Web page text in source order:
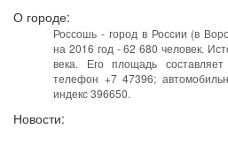
О городе:
Россошь - город в России (в
на 2016 год - 62 680 человек.
века. Его площадь
телефон +7 47396;
индекс 396650.
Новости: